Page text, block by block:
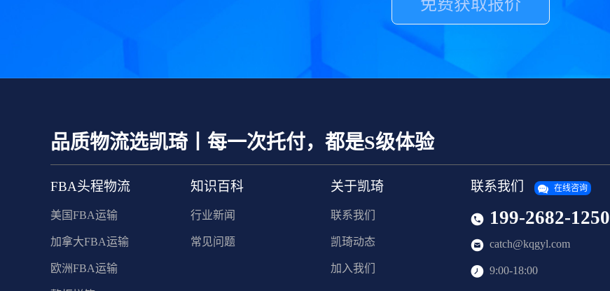
免费获取报价
品质物流选凯琦丨每一次托付，都是S级体验
FBA头程物流
美国FBA运输
加拿大FBA运输
欧洲FBA运输
知识百科
行业新闻
常见问题
关于凯琦
联系我们
凯琦动态
加入我们
联系我们 在线咨询
199-2682-1250
catch@kqgyl.com
9:00-18:00